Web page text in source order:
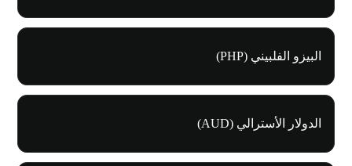
البيزو الفلبيني (PHP)
الدولار الأسترالي (AUD)